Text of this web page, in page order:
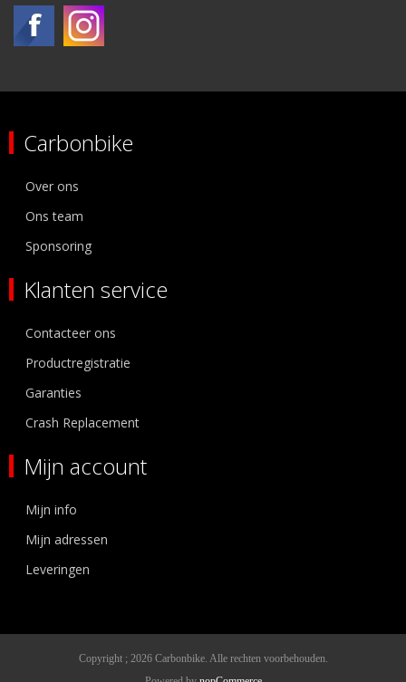
Carbonbike
Over ons
Ons team
Sponsoring
Klanten service
Contacteer ons
Productregistratie
Garanties
Crash Replacement
Mijn account
Mijn info
Mijn adressen
Leveringen
Copyright ; 2026 Carbonbike. Alle rechten voorbehouden.